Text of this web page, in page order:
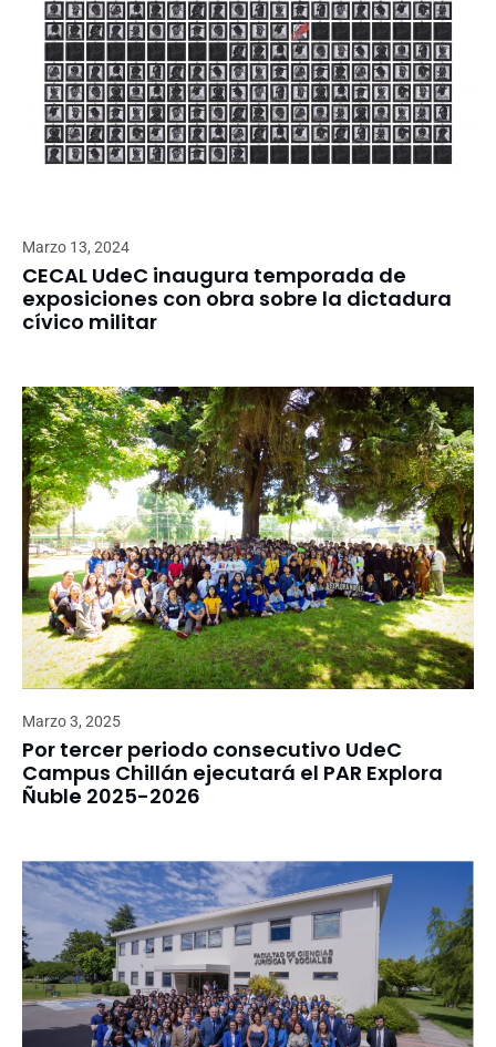
Marzo 13, 2024
CECAL UdeC inaugura temporada de
exposiciones con obra sobre la dictadura
cívico militar
Marzo 3, 2025
Por tercer periodo consecutivo UdeC
Campus Chillán ejecutará el PAR Explora
Ñuble 2025-2026